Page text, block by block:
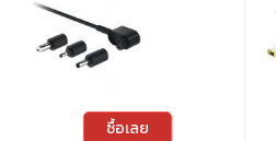
ซื้อเลย